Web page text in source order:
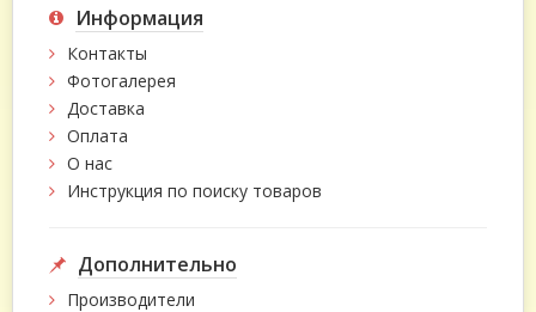
Информация
Контакты
Фотогалерея
Доставка
Оплата
О нас
Инструкция по поиску товаров
Дополнительно
Производители